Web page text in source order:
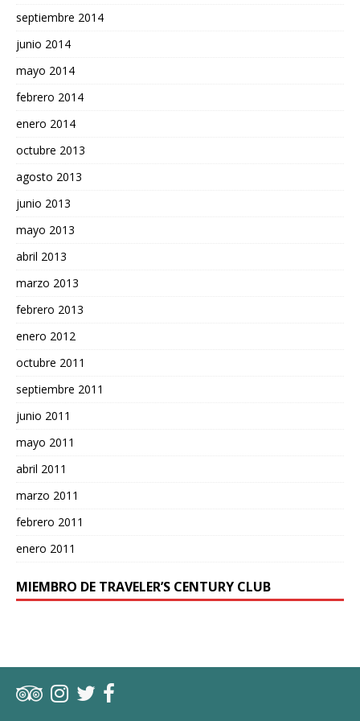
septiembre 2014
junio 2014
mayo 2014
febrero 2014
enero 2014
octubre 2013
agosto 2013
junio 2013
mayo 2013
abril 2013
marzo 2013
febrero 2013
enero 2012
octubre 2011
septiembre 2011
junio 2011
mayo 2011
abril 2011
marzo 2011
febrero 2011
enero 2011
MIEMBRO DE TRAVELER’S CENTURY CLUB